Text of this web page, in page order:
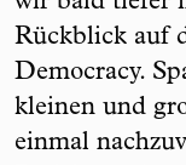
Rückblick auf
Democracy.
kleinen und
einmal